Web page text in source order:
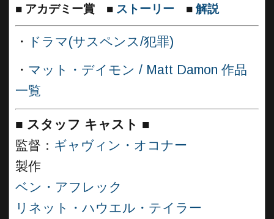
■ アカデミー賞 ■ ストーリー ■ 解説
・
ドラマ(サスペンス/犯罪)
・ マット・デイモン / Matt Damon 作品
一覧
■ スタッフ キャスト ■
監督： ギャヴィン・オコナー
製作
ベン・アフレック
リネット・ハウエル・テイラー